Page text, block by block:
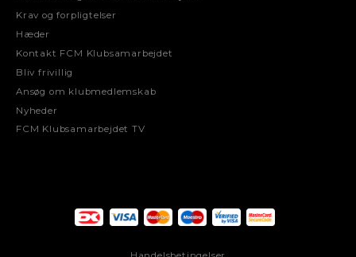
Krav og forpligtelser
Hæder
Kontakt FCM Klubsamarbejdet
Bliv frivillig
Ansøg om klubmedlemskab
Nyheder
FCM Klubsamarbejdet TV